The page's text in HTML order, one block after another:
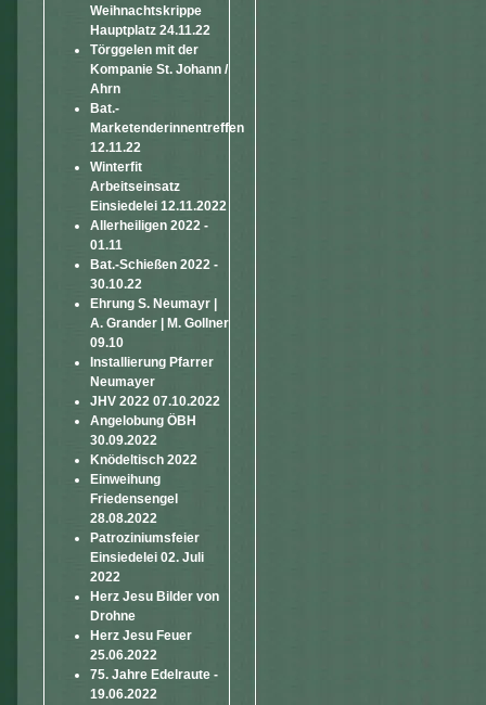
Weihnachtskrippe
Hauptplatz 24.11.22
Törggelen mit der
Kompanie St. Johann /
Ahrn
Bat.-
Marketenderinnentreffen
12.11.22
Winterfit
Arbeitseinsatz
Einsiedelei 12.11.2022
Allerheiligen 2022 -
01.11
Bat.-Schießen 2022 -
30.10.22
Ehrung S. Neumayr |
A. Grander | M. Gollner
09.10
Installierung Pfarrer
Neumayer
JHV 2022 07.10.2022
Angelobung ÖBH
30.09.2022
Knödeltisch 2022
Einweihung
Friedensengel
28.08.2022
Patroziniumsfeier
Einsiedelei 02. Juli
2022
Herz Jesu Bilder von
Drohne
Herz Jesu Feuer
25.06.2022
75. Jahre Edelraute -
19.06.2022